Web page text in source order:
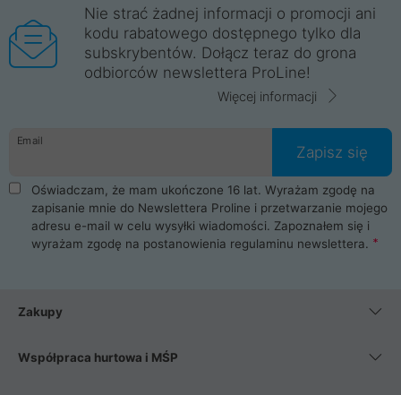
Nie strać żadnej informacji o promocji ani
kodu rabatowego dostępnego tylko dla
subskrybentów. Dołącz teraz do grona
odbiorców newslettera ProLine!
Więcej informacji
Email
Zapisz się
Oświadczam, że mam ukończone 16 lat. Wyrażam zgodę na
zapisanie mnie do Newslettera Proline i przetwarzanie mojego
adresu e-mail w celu wysyłki wiadomości. Zapoznałem się i
wyrażam zgodę na postanowienia regulaminu newslettera.
Zakupy
Współpraca hurtowa i MŚP